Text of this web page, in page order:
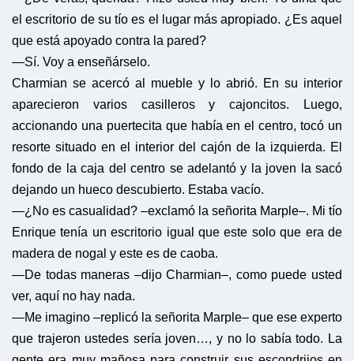
el escritorio de su tío es el lugar más apropiado. ¿Es aquel
que está apoyado contra la pared?
—Sí. Voy a enseñárselo.
Charmian se acercó al mueble y lo abrió. En su interior
aparecieron varios casilleros y cajoncitos. Luego,
accionando una puertecita que había en el centro, tocó un
resorte situado en el interior del cajón de la izquierda. El
fondo de la caja del centro se adelantó y la joven la sacó
dejando un hueco descubierto. Estaba vacío.
—¿No es casualidad? –exclamó la señorita Marple–. Mi tío
Enrique tenía un escritorio igual que este solo que era de
madera de nogal y este es de caoba.
—De todas maneras –dijo Charmian–, como puede usted
ver, aquí no hay nada.
—Me imagino –replicó la señorita Marple– que ese experto
que trajeron ustedes sería joven…, y no lo sabía todo. La